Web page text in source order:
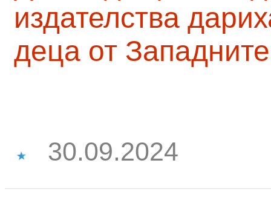
издателства
деца от
30.09.2024